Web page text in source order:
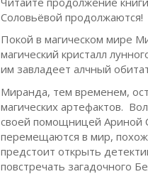
Соловьёвой продолжаются!
Покой в магическом мире
магический кристалл
им завладеет алчный
Миранда, тем временем,
магических артефактов.
своей помощницей Ариной
перемещаются в мир,
предстоит открыть
повстречать загадочного